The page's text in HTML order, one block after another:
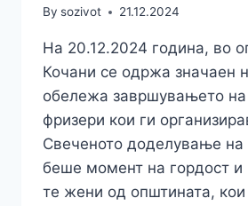
By sozivot 21.12.2024
На 20.12.2024 година, во
Кочани се одржа значаен
обележа завршувањето на
фризери кои ги
Свеченото доделување на
беше момент на гордост и
те жени од општината,